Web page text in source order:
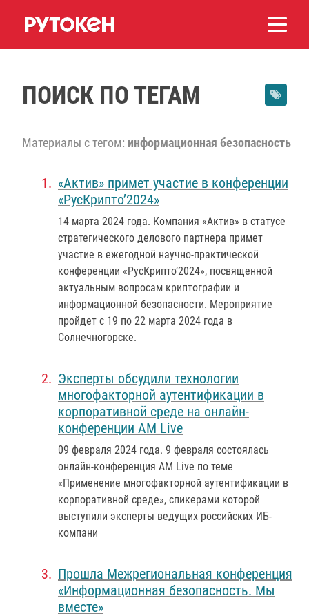
ПОИСК ПО ТЕГАМ
Материалы с тегом: информационная безопасность
«Актив» примет участие в конференции
«РусКрипто’2024»
14 марта 2024 года. Компания «Актив» в статусе
стратегического делового партнера примет
участие в ежегодной научно-практической
конференции «РусКрипто’2024», посвященной
актуальным вопросам криптографии и
информационной безопасности. Мероприятие
пройдет с 19 по 22 марта 2024 года в
Солнечногорске.
Эксперты обсудили технологии
многофакторной аутентификации в
корпоративной среде на онлайн-
конференции AM Live
09 февраля 2024 года. 9 февраля состоялась
онлайн-конференция AM Live по теме
«Применение многофакторной аутентификации в
корпоративной среде», спикерами которой
выступили эксперты ведущих российских ИБ-
компани
Прошла Межрегиональная конференция
«Информационная безопасность. Мы
вместе»